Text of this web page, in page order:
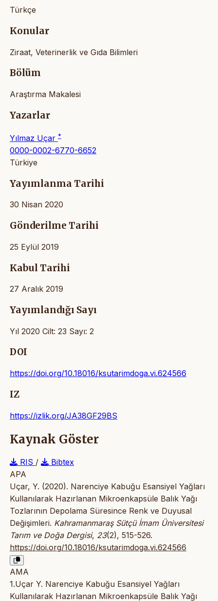
Türkçe
Konular
Ziraat, Veterinerlik ve Gıda Bilimleri
Bölüm
Araştırma Makalesi
Yazarlar
Yılmaz Uçar *
0000-0002-6770-6652
Türkiye
Yayımlanma Tarihi
30 Nisan 2020
Gönderilme Tarihi
25 Eylül 2019
Kabul Tarihi
27 Aralık 2019
Yayımlandığı Sayı
Yıl 2020 Cilt: 23 Sayı: 2
DOI
https://doi.org/10.18016/ksutarimdoga.vi.624566
IZ
https://izlik.org/JA38GF29BS
Kaynak Göster
RIS /
Bibtex
APA
Uçar, Y. (2020). Narenciye Kabuğu Esansiyel Yağları
Kullanılarak Hazırlanan Mikroenkapsüle Balık Yağı
Tozlarının Depolama Süresince Renk ve Duyusal
Değişimleri. Kahramanmaraş Sütçü İmam Üniversitesi
Tarım ve Doğa Dergisi, 23(2), 515-526.
https://doi.org/10.18016/ksutarimdoga.vi.624566
AMA
1.Uçar Y. Narenciye Kabuğu Esansiyel Yağları
Kullanılarak Hazırlanan Mikroenkapsüle Balık Yağı